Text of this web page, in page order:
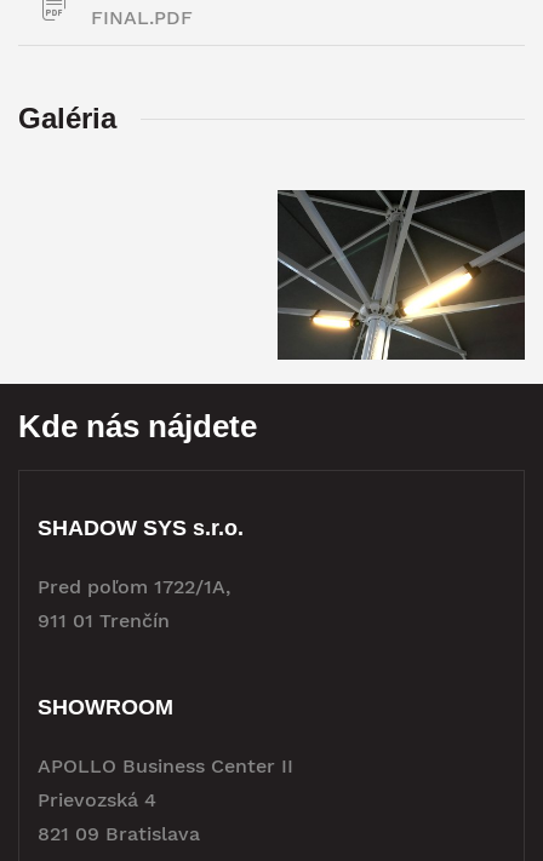
FINAL.PDF
Galéria
Kde nás nájdete
SHADOW SYS s.r.o.
Pred poľom 1722/1A,
911 01 Trenčín
SHOWROOM
APOLLO Business Center II
Prievozská 4
821 09 Bratislava